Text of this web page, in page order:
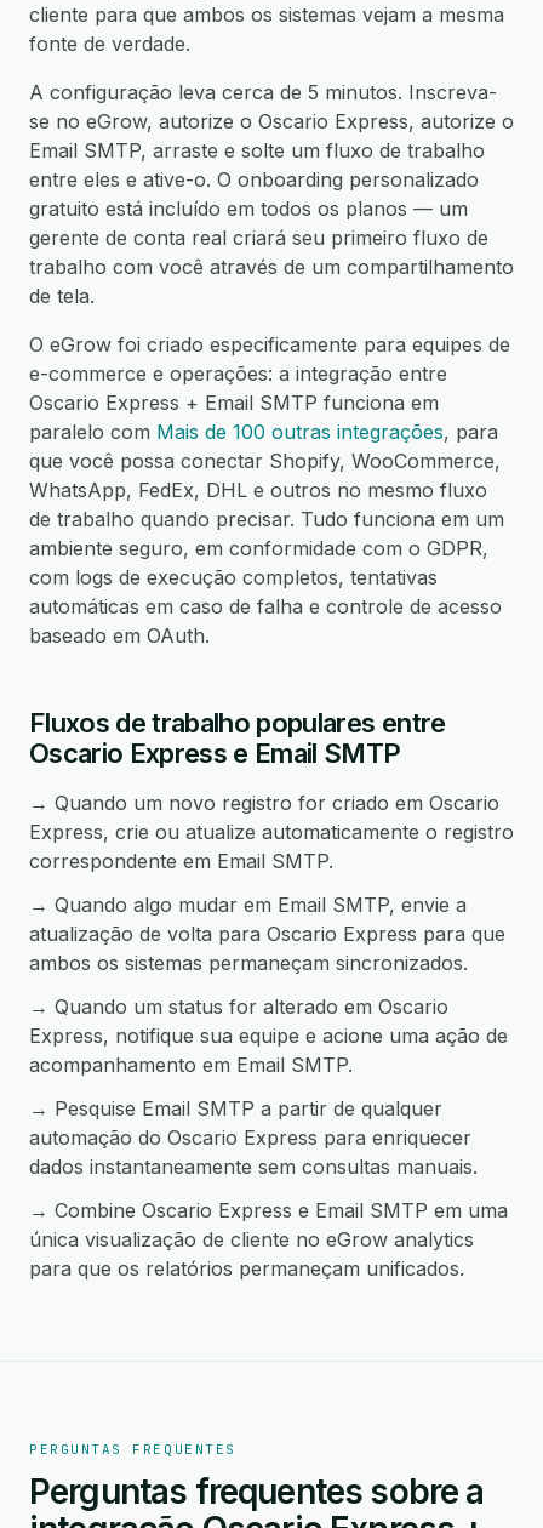
cliente para que ambos os sistemas vejam a mesma
fonte de verdade.
A configuração leva cerca de 5 minutos. Inscreva-
se no eGrow, autorize o Oscario Express, autorize o
Email SMTP, arraste e solte um fluxo de trabalho
entre eles e ative-o. O onboarding personalizado
gratuito está incluído em todos os planos — um
gerente de conta real criará seu primeiro fluxo de
trabalho com você através de um compartilhamento
de tela.
O eGrow foi criado especificamente para equipes de
e-commerce e operações: a integração entre
Oscario Express + Email SMTP funciona em
paralelo com Mais de 100 outras integrações, para
que você possa conectar Shopify, WooCommerce,
WhatsApp, FedEx, DHL e outros no mesmo fluxo
de trabalho quando precisar. Tudo funciona em um
ambiente seguro, em conformidade com o GDPR,
com logs de execução completos, tentativas
automáticas em caso de falha e controle de acesso
baseado em OAuth.
Fluxos de trabalho populares entre
Oscario Express e Email SMTP
→ Quando um novo registro for criado em Oscario
Express, crie ou atualize automaticamente o registro
correspondente em Email SMTP.
→ Quando algo mudar em Email SMTP, envie a
atualização de volta para Oscario Express para que
ambos os sistemas permaneçam sincronizados.
→ Quando um status for alterado em Oscario
Express, notifique sua equipe e acione uma ação de
acompanhamento em Email SMTP.
→ Pesquise Email SMTP a partir de qualquer
automação do Oscario Express para enriquecer
dados instantaneamente sem consultas manuais.
→ Combine Oscario Express e Email SMTP em uma
única visualização de cliente no eGrow analytics
para que os relatórios permaneçam unificados.
PERGUNTAS FREQUENTES
Perguntas frequentes sobre a